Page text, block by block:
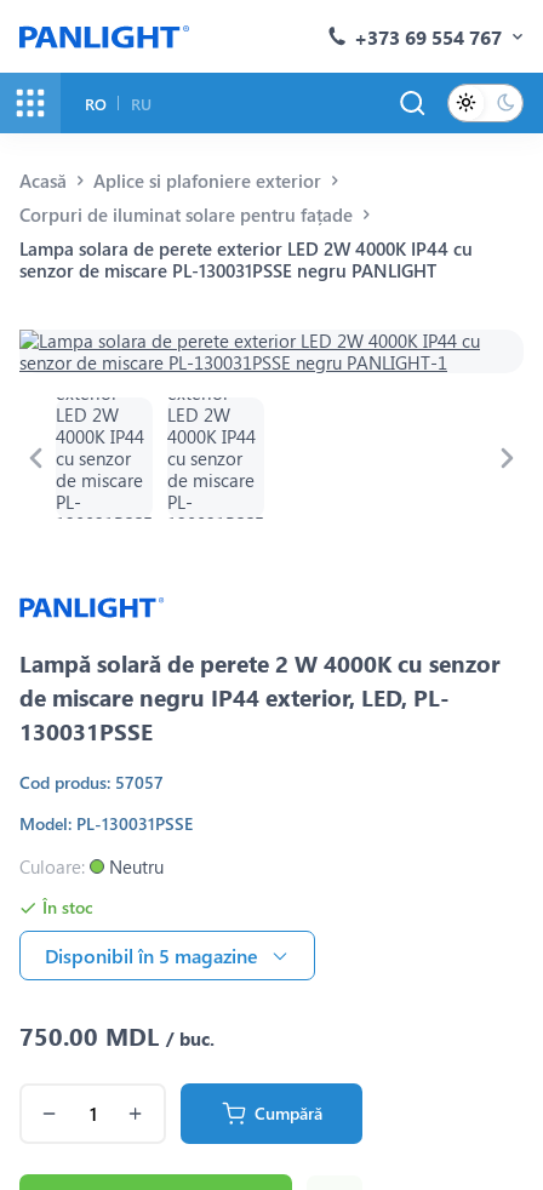
+373 69 554 767
RO RU
Acasă
Aplice si plafoniere exterior
Corpuri de iluminat solare pentru fațade
Lampa solara de perete exterior LED 2W 4000K IP44 cu
senzor de miscare PL-130031PSSE negru PANLIGHT
Lampă solară de perete 2 W 4000K cu senzor
de miscare negru IP44 exterior, LED, PL-
130031PSSE
Cod produs: 57057
Model: PL-130031PSSE
Culoare: Neutru
În stoc
Disponibil în 5 magazine
750.00 MDL / buc.
Cumpără